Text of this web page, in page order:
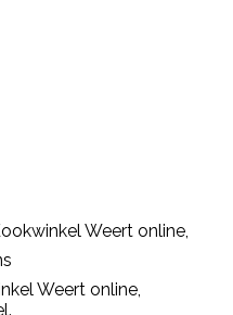
Weert online,
Weert online,